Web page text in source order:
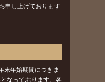
申し上げております
末年始期間につきま
なっております。各